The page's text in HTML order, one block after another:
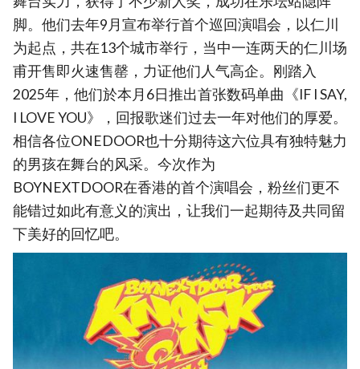
脚。他们去年9月宣布举行首个巡回演唱会，以仁川
为起点，共在13个城市举行，当中一连两天的仁川场
甫开售即火速售罄，力证他们人气高企。刚踏入
2025年，他们於本月6日推出首张数码单曲《IF I SAY,
I LOVE YOU》，回报歌迷们过去一年对他们的厚爱。
相信各位ONEDOOR也十分期待这六位具有独特魅力
的男孩在舞台的风采。今次作为
BOYNEXTDOOR在香港的首个演唱会，粉丝们更不
能错过如此有意义的演出，让我们一起期待及共同留
下美好的回忆吧。